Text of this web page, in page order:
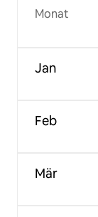
Monat
Jan
Feb
Mär